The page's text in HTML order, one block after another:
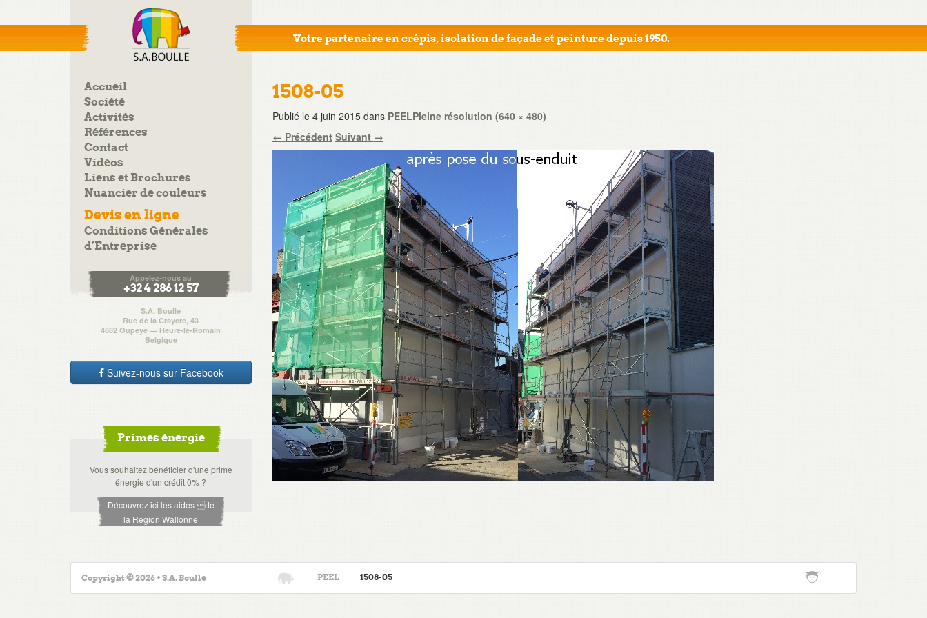
Votre partenaire en crépis, isolation de façade et peinture depuis 1950.
Accueil
Société
Activités
Références
Contact
Vidéos
Liens et Brochures
Nuancier de couleurs
Devis en ligne
Conditions Générales
d’Entreprise
Appelez-nous au
+32 4 286 12 57
S.A. Boulle
Rue de la Crayere, 43
4682 Oupeye — Heure-le-Romain
Belgique
Suivez-nous sur Facebook
Primes énergie
Vous souhaitez bénéficier d'une prime
énergie d'un crédit 0% ?
Découvrez ici les aides de
la Région Wallonne
1508-05
Publié le 4 juin 2015dans PEELPleine résolution (640 × 480)
← Précédent Suivant →
Copyright © 2026 • S.A. Boulle PEEL 1508-05